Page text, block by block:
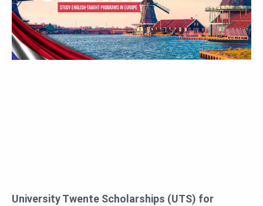
University Twente Scholarships (UTS) for